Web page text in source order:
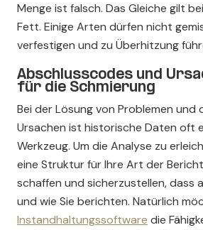
Menge ist falsch. Das Gleiche gilt
Fett. Einige Arten dürfen nicht
verfestigen und zu Überhitzung
Abschlusscodes und
für die Schmierung
Bei der Lösung von Problemen und
Ursachen ist historische Daten oft
Werkzeug. Um die Analyse zu
eine Struktur für Ihre Art der
schaffen und sicherzustellen, dass
und wie Sie berichten. Natürlich
Instandhaltungssoftware die